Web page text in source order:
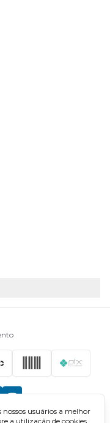
usuários a melhor
a utilização de cookies